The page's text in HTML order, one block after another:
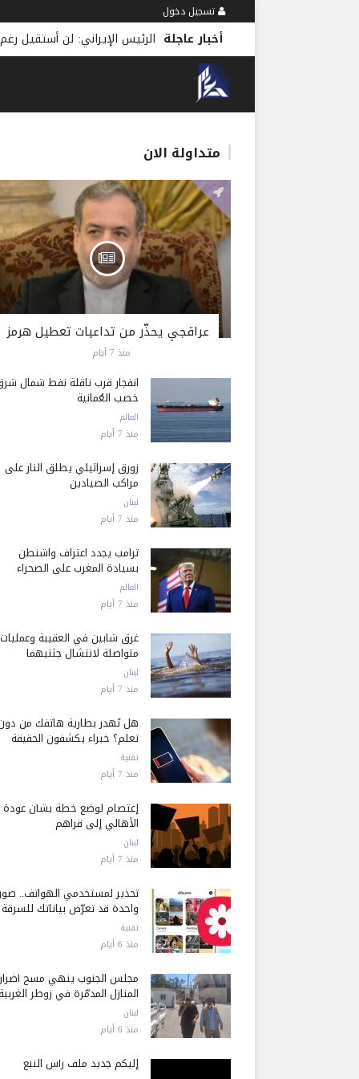
تسجيل دخول
أخبار عاجلة الرئيس الإيراني: لن أستقيل
متداولة الان
عراقجي يحذّر من تداعيات تعطيل هرمز
منذ 7 أيام
انفجار قرب ناقلة نفط شمال
خصب العُمانية
العالم
منذ 7 أيام
زورق إسرائيلي يطلق النار على
مراكب الصيادين
لبنان
منذ 7 أيام
ترامب يجدد اعتراف واشنطن
بسيادة المغرب على الصحراء
العالم
منذ 7 أيام
غرق شابين في العقيبة وعمليات
متواصلة لانتشال جثتيهما
لبنان
منذ 7 أيام
هل تُهدر بطارية هاتفك من
تعلم؟ خبراء يكشفون الحقيقة
تقنية
منذ 7 أيام
إعتصام لوضع خطة بشأن عودة
الأهالي إلى قراهم
لبنان
منذ 7 أيام
تحذير لمستخدمي الهواتف..
واحدة قد تعرّض بياناتك للسرقة
تقنية
منذ 6 أيام
مجلس الجنوب ينهي مسح أضرار
المنازل المدمّرة في زوطر الغربية
لبنان
منذ 6 أيام
إليكم جديد ملف رأس النبع